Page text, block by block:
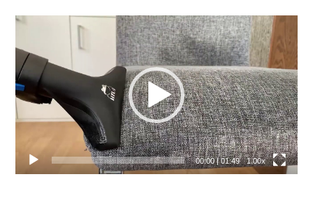
Video
prehrávač
00:00|01:49 1.00x